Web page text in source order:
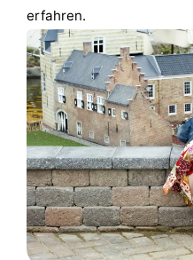
Sehen
tun
Museen
Denkmäler
Kirchen
Mühlen
Aussichtspunkte
Attraktionen
erfahren.